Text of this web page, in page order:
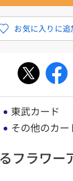
東武カード
その他のカー
フラワー